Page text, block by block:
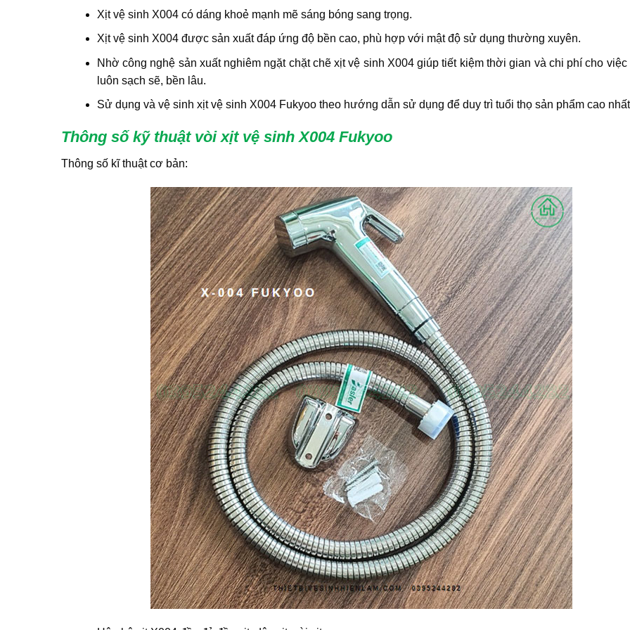
Xịt vệ sinh X004 có dáng khoẻ mạnh mẽ sáng bóng sang trọng.
Xịt vệ sinh X004 được sản xuất đáp ứng độ bền cao, phù hợp với mật độ sử dụng thường xuyên.
Nhờ công nghệ sản xuất nghiêm ngặt chặt chẽ xịt vệ sinh X004 giúp tiết kiệm thời gian và chi phí cho việc
luôn sạch sẽ, bền lâu.
Sử dụng và vệ sinh xịt vệ sinh X004 Fukyoo theo hướng dẫn sử dụng để duy trì tuổi thọ sản phẩm cao
Thông số kỹ thuật vòi xịt vệ sinh X004 Fukyoo
Thông số kĩ thuật cơ bản: